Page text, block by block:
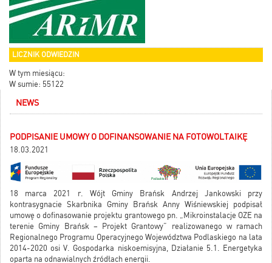
LICZNIK ODWIEDZIN
W tym miesiącu:
W sumie: 55122
NEWS
PODPISANIE UMOWY O DOFINANSOWANIE NA FOTOWOLTAIKĘ
18.03.2021
18 marca 2021 r. Wójt Gminy Brańsk Andrzej Jankowski przy
kontrasygnacie Skarbnika Gminy Brańsk Anny Wiśniewskiej podpisał
umowę o dofinasowanie projektu grantowego pn. „Mikroinstalacje OZE na
terenie Gminy Brańsk – Projekt Grantowy” realizowanego w ramach
Regionalnego Programu Operacyjnego Województwa Podlaskiego na lata
2014-2020 osi V. Gospodarka niskoemisyjna, Działanie 5.1. Energetyka
oparta na odnawialnych źródłach energii.